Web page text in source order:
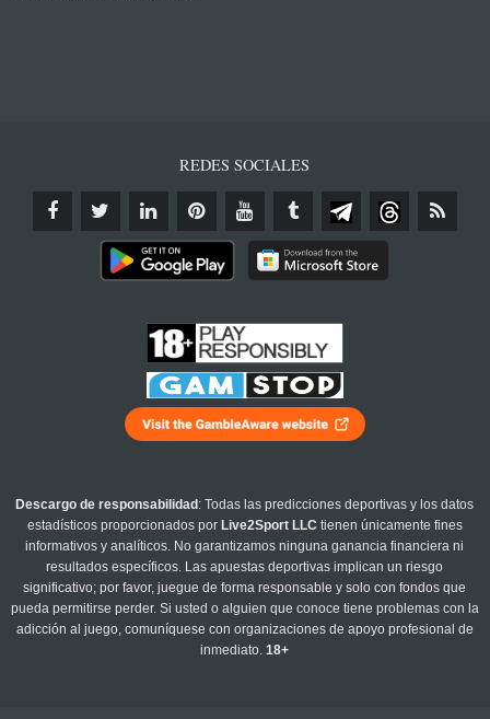
REDES SOCIALES
Descargo de responsabilidad : Todas las predicciones deportivas y los datos
estadísticos proporcionados por Live2Sport LLC tienen únicamente fines
informativos y analíticos. No garantizamos ninguna ganancia financiera ni
resultados específicos. Las apuestas deportivas implican un riesgo
significativo; por favor, juegue de forma responsable y solo con fondos que
pueda permitirse perder. Si usted o alguien que conoce tiene problemas con la
adicción al juego, comuníquese con organizaciones de apoyo profesional de
inmediato.18+